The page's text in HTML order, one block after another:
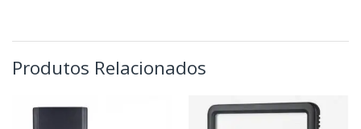
Produtos Relacionados